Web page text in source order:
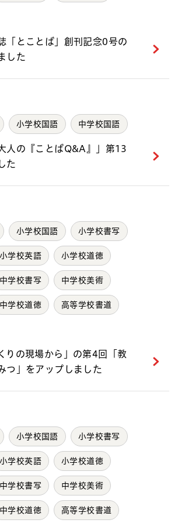
「とことば」創刊記念0号の
した
小学校国語 中学校国語
人の『ことばQ&A』」第13
た
小学校国語 小学校書写
小学校英語 小学校道徳
中学校書写 中学校美術
中学校道徳 高等学校書道
りの現場から」の第4回「教
つ」をアップしました
小学校国語 小学校書写
小学校英語 小学校道徳
中学校書写 中学校美術
中学校道徳 高等学校書道